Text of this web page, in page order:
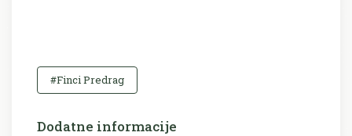
#Finci Predrag
Dodatne informacije